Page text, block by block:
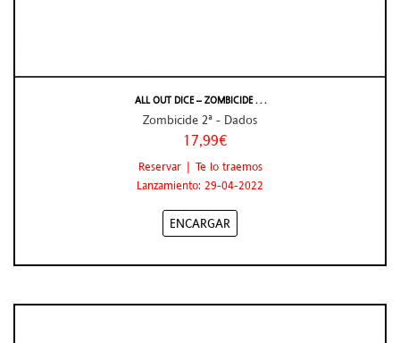
ALL OUT DICE – ZOMBICIDE . . .
Zombicide 2ª - Dados
17,99€
Reservar | Te lo traemos
Lanzamiento: 29-04-2022
ENCARGAR